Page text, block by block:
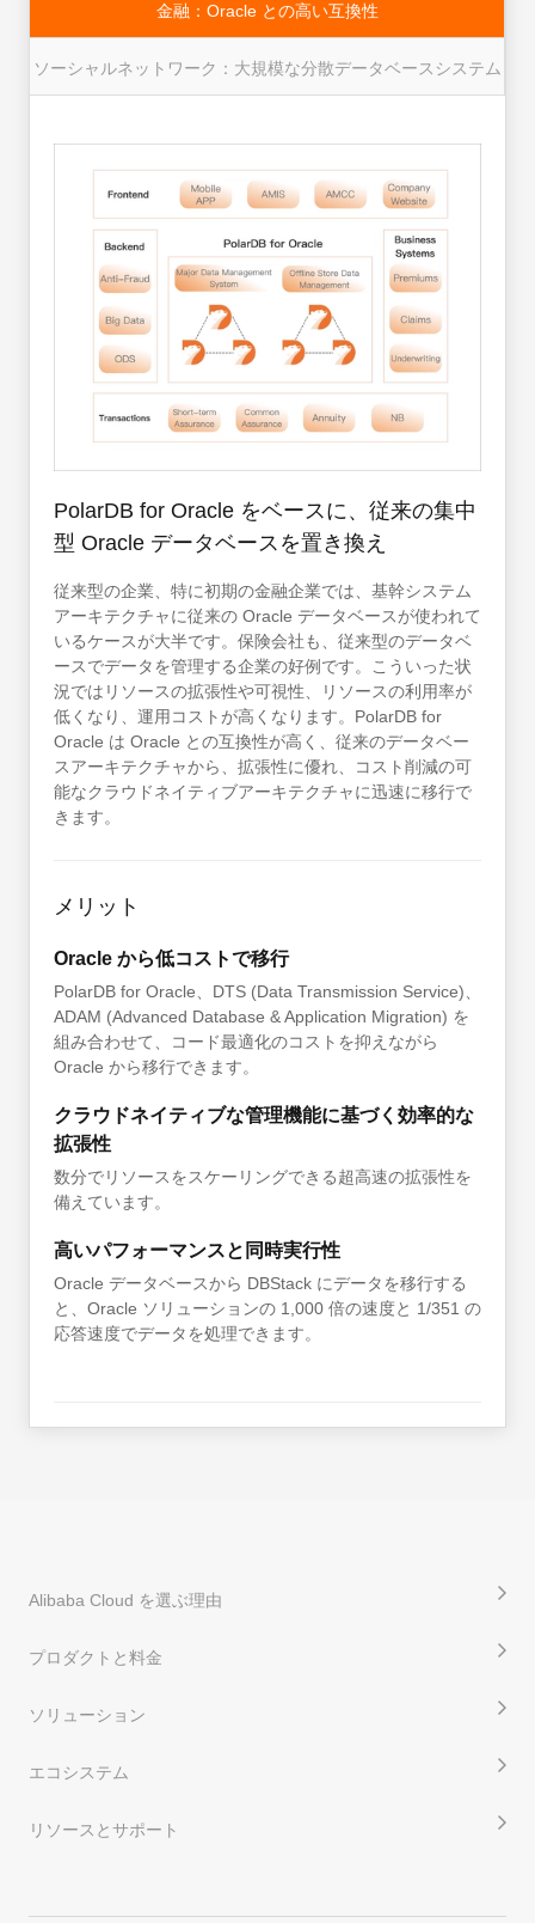
金融：Oracle との高い互換性
ソーシャルネットワーク：大規模な分散データベースシステム
PolarDB for Oracle をベースに、従来の集中
型 Oracle データベースを置き換え
従来型の企業、特に初期の金融企業では、基幹システム
アーキテクチャに従来の Oracle データベースが使われて
いるケースが大半です。保険会社も、従来型のデータベ
ースでデータを管理する企業の好例です。こういった状
況ではリソースの拡張性や可視性、リソースの利用率が
低くなり、運用コストが高くなります。PolarDB for
Oracle は Oracle との互換性が高く、従来のデータベー
スアーキテクチャから、拡張性に優れ、コスト削減の可
能なクラウドネイティブアーキテクチャに迅速に移行で
きます。
メリット
Oracle から低コストで移行
PolarDB for Oracle、DTS (Data Transmission Service)、
ADAM (Advanced Database & Application Migration) を
組み合わせて、コード最適化のコストを抑えながら
Oracle から移行できます。
クラウドネイティブな管理機能に基づく効率的な
拡張性
数分でリソースをスケーリングできる超高速の拡張性を
備えています。
高いパフォーマンスと同時実行性
Oracle データベースから DBStack にデータを移行する
と、Oracle ソリューションの 1,000 倍の速度と 1/351 の
応答速度でデータを処理できます。
Alibaba Cloud を選ぶ理由
プロダクトと料金
ソリューション
エコシステム
リソースとサポート